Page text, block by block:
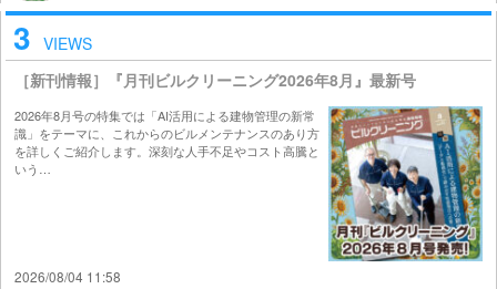
3 VIEWS
［新刊情報］『月刊ビルクリーニング2026年8月』最新号
2026年8月号の特集では「AI活用による建物管理の新常
識」をテーマに、これからのビルメンテナンスのあり方
を詳しくご紹介します。深刻な人手不足やコスト高騰と
いう…
2026/08/04 11:58